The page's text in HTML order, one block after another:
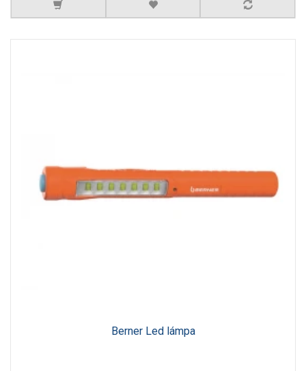
Berner Led lámpa